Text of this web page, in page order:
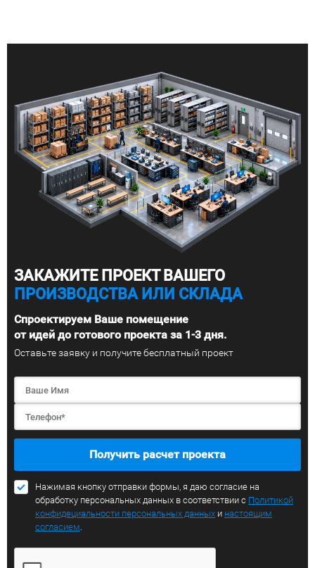
ЗАКАЖИТЕ ПРОЕКТ ВАШЕГО
ПРОИЗВОДСТВА ИЛИ СКЛАДА
Спроектируем Ваше помещение
от идей до готового проекта за 1-3 дня.
Оставьте заявку и получите бесплатный проект
Получить расчет проекта
Нажимая кнопку отправки формы, я даю согласие на
обработку персональных данных в соответствии с Политикой
конфидециальности персональных данных и настоящим
согласием.